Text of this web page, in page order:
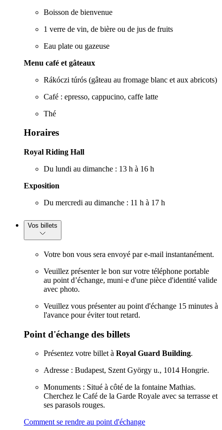
Boisson de bienvenue
1 verre de vin, de bière ou de jus de fruits
Eau plate ou gazeuse
Menu café et gâteaux
Rákóczi túrós (gâteau au fromage blanc et aux abricots)
Café : epresso, cappucino, caffe latte
Thé
Horaires
Royal Riding Hall
Du lundi au dimanche : 13 h à 16 h
Exposition
Du mercredi au dimanche : 11 h à 17 h
Vos billets
Votre bon vous sera envoyé par e-mail instantanément.
Veuillez présenter le bon sur votre téléphone portable
au point d’échange, muni·e d'une pièce d'identité valide
avec photo.
Veuillez vous présenter au point d'échange 15 minutes à
l'avance pour éviter tout retard.
Point d'échange des billets
Présentez votre billet à Royal Guard Building.
Adresse : Budapest, Szent György u., 1014 Hongrie.
Monuments : Situé à côté de la fontaine Mathias.
Cherchez le Café de la Garde Royale avec sa terrasse et
ses parasols rouges.
Comment se rendre au point d'échange